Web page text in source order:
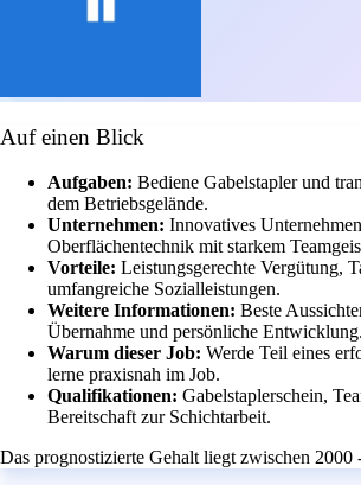
Auf einen Blick
Aufgaben: Bediene Gabelstapler und
dem Betriebsgelände.
Unternehmen: Innovatives
Oberflächentechnik mit starkem
Vorteile: Leistungsgerechte Vergütung,
umfangreiche Sozialleistungen.
Weitere Informationen: Beste
Übernahme und persönliche Entwicklung.
Warum dieser Job: Werde Teil eines
lerne praxisnah im Job.
Qualifikationen: Gabelstaplerschein,
Bereitschaft zur Schichtarbeit.
Das prognostizierte Gehalt liegt zwischen 2000